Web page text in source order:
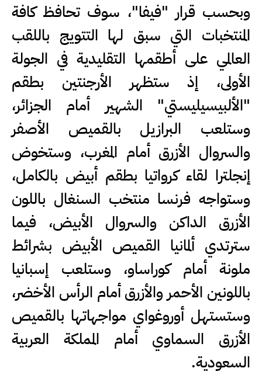
وبحسب قرار "فيفا"، سوف تحافظ كافة
المنتخبات التي سبق لها التتويج باللقب
العالمي على أطقمها التقليدية في الجولة
الأولى، إذ ستظهر الأرجنتين بطقم
"الألبيسيليستي" الشهير أمام الجزائر،
وستلعب البرازيل بالقميص الأصفر
والسروال الأزرق أمام المغرب، وستخوض
إنجلترا لقاء كرواتيا بطقم أبيض بالكامل،
وستواجه فرنسا منتخب السنغال باللون
الأزرق الداكن والسروال الأبيض، فيما
سترتدي ألمانيا القميص الأبيض بشرائط
ملونة أمام كوراساو، وستلعب إسبانيا
باللونين الأحمر والأزرق أمام الرأس الأخضر،
وستستهل أوروغواي مواجهاتها بالقميص
الأزرق السماوي أمام المملكة العربية
السعودية.